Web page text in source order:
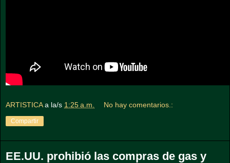
ARTISTICA a la/s 1:25 a.m. No hay comentarios.:
Compartir
EE.UU. prohibió las compras de gas y